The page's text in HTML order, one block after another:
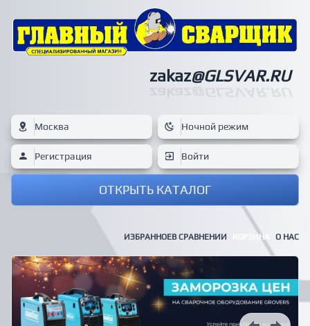
zakaz@GLSVAR.RU
Москва Ночной режим
Регистрация Войти
ОТКРЫТЬ КАТАЛОГ
ИЗБРАННОЕВ СРАВНЕНИИ КОРЗИНА О НАС